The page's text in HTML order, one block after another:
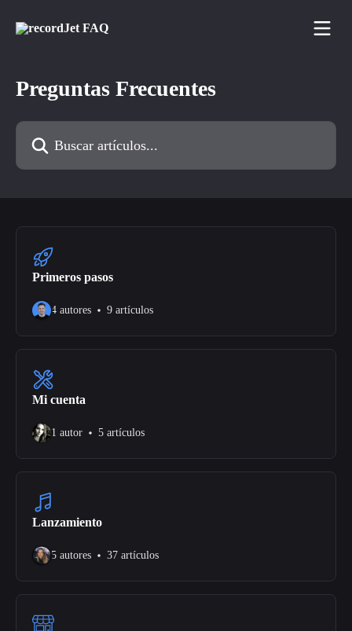
Preguntas Frecuentes
Buscar artículos...
Primeros pasos
4 autores 9 artículos
Mi cuenta
1 autor 5 artículos
Lanzamiento
5 autores 37 artículos